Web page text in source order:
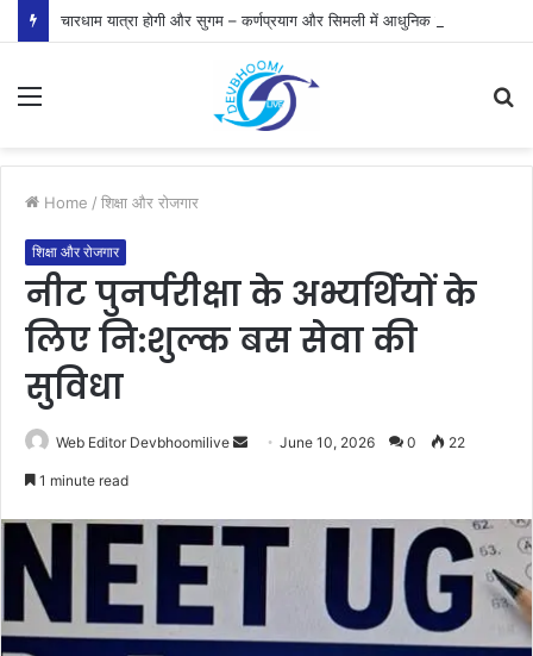
Menu
Home / शिक्षा और रोजगार
शिक्षा और रोजगार
नीट पुनर्परीक्षा के अभ्यर्थियों के
लिए नि:शुल्क बस सेवा की
सुविधा
Web Editor Devbhoomilive
SendJune 10, 2026 0 22
1 minute read